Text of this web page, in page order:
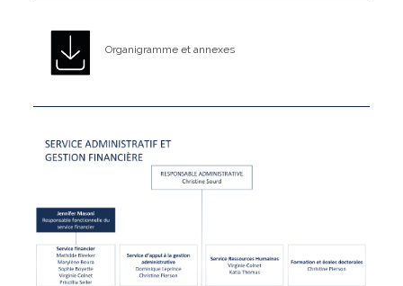
Organigramme et annexes